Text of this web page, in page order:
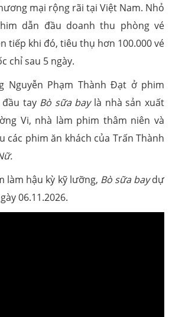
mại rộng rãi tại Việt Nam. Nhỏ
dẫn đầu doanh thu phòng vé
tiếp khi đó, tiêu thụ hơn 100.000 vé
chỉ sau 5 ngày.
Nguyễn Phạm Thành Đạt ở phim
tay Bò sữa bay là nhà sản xuất
Vi, nhà làm phim thâm niên và
các phim ăn khách của Trấn Thành
làm hậu kỳ kỹ lưỡng, Bò sữa baydự
06.11.2026.